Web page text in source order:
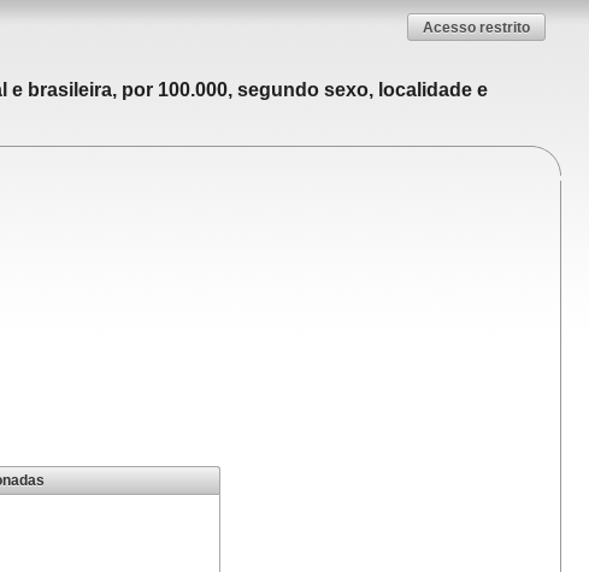
Acesso restrito
brasileira, por 100.000, segundo sexo, localidade e